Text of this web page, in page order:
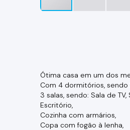
Ótima casa em um dos
Com 4 dormitórios, sendo
3 salas, sendo: Sala de
Escritório,
Cozinha com armários,
Copa com fogão à lenha,